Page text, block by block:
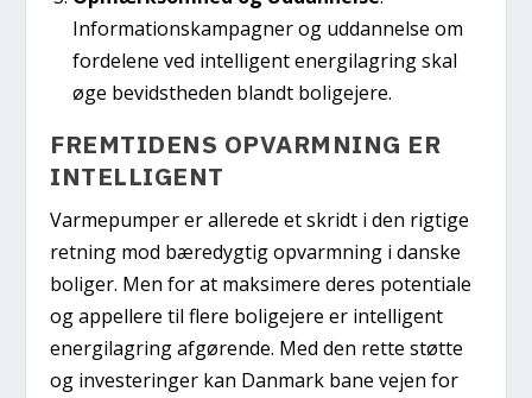
Informationskampagner og uddannelse om
fordelene ved intelligent energilagring skal
øge bevidstheden blandt boligejere.
FREMTIDENS OPVARMNING ER
INTELLIGENT
Varmepumper er allerede et skridt i den rigtige
retning mod bæredygtig opvarmning i danske
boliger. Men for at maksimere deres potentiale
og appellere til flere boligejere er intelligent
energilagring afgørende. Med den rette støtte
og investeringer kan Danmark bane vejen for